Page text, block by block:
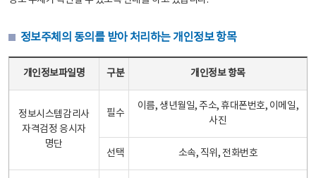
정보주체의 동의를 받아 처리하는 개인정보 항목
개인정보파일명 구분 개인정보 항목
정보시스템감리사
자격검정 응시자
명단
필수
이름, 생년월일, 주소, 휴대폰번호, 이메일,
사진
선택 소속, 직위, 전화번호